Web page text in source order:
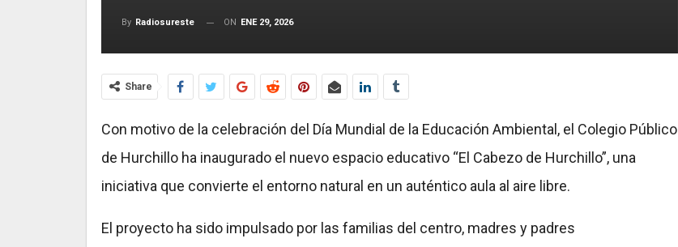
By Radiosureste ON ENE 29, 2026
Share
Con motivo de la celebración del Día Mundial de la Educación Ambiental, el Colegio Público
de Hurchillo ha inaugurado el nuevo espacio educativo “El Cabezo de Hurchillo”, una
iniciativa que convierte el entorno natural en un auténtico aula al aire libre.
El proyecto ha sido impulsado por las familias del centro, madres y padres